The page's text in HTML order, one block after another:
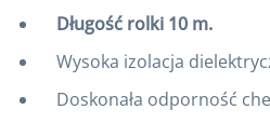
Długość rolki 10 m.
Wysoka izolacja
Doskonała odporność